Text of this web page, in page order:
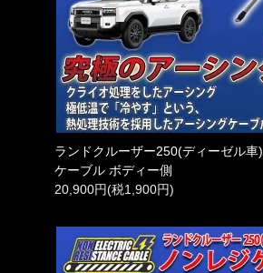
ランドクルーザー250(ディーゼル車
ケーブル ボディー側
20,900円(税1,900円)